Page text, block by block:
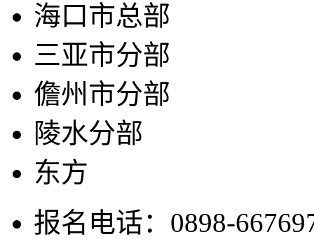
海口市总部
三亚市分部
儋州市分部
陵水分部
东方
报名电话：0898-